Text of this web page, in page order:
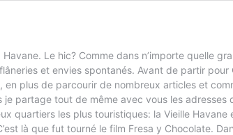
Le hic? Comme dans n’importe quelle
et envies spontanés. Avant de partir
plus de parcourir de nombreux articles et
partage tout de même avec vous les
quartiers les plus touristiques: la Vieille
là que fut tourné le film Fresa y Chocolate.